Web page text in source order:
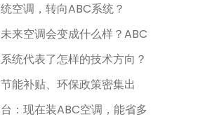
统空调，转向ABC系统？
未来空调会变成什么样？ABC
系统代表了怎样的技术方向？
节能补贴、环保政策密集出
台：现在装ABC空调，能省多